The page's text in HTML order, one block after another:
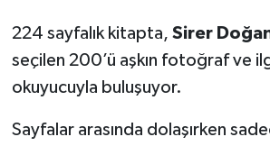
224 sayfalık kitapta, Sirer
seçilen 200’ü aşkın fotoğraf ve
okuyucuyla buluşuyor.
Sayfalar arasında dolaşırken